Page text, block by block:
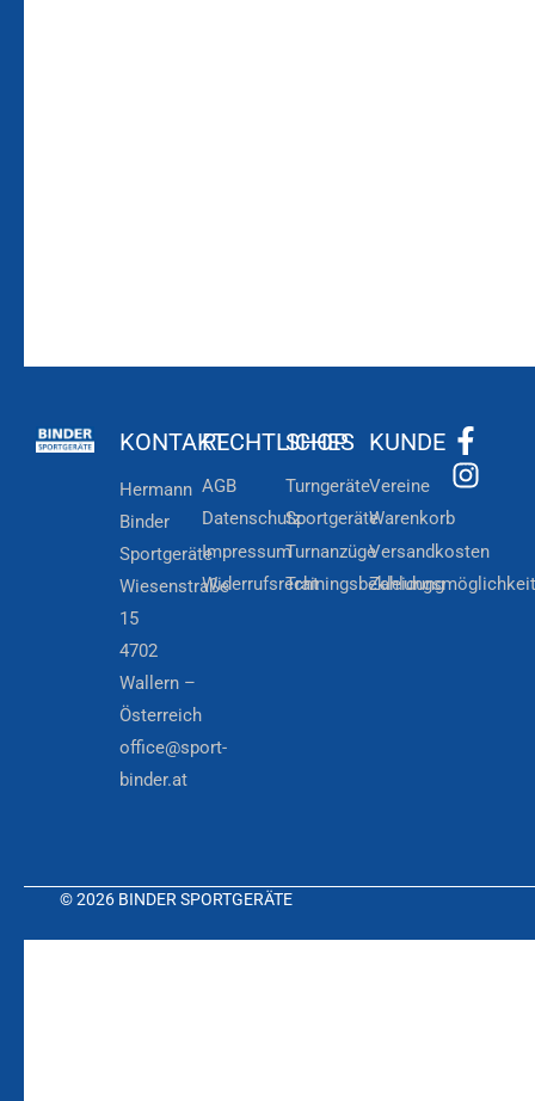
KONTAKT
Hermann
Binder
Sportgeräte
Wiesenstraße
15
4702
Wallern –
Österreich
office@sport-
binder.at
RECHTLICHES
AGB
Datenschutz
Impressum
Widerrufsrecht
SHOP
Turngeräte
Sportgeräte
Turnanzüge
Trainingsbekleidung
KUNDE
Vereine
Warenkorb
Versandkosten
© 2026 BINDER SPORTGERÄTE